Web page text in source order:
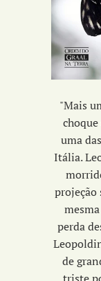
"Mais
uma
Itália.
projeção
perda
de